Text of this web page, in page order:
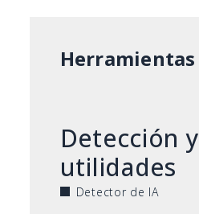
Herramientas
Detección y
utilidades
Detector de IA